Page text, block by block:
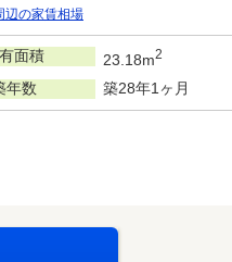
辺の家賃相場
面積 23.18m2
年数 築28年1ヶ月